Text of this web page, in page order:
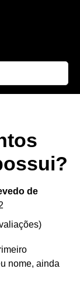
de
)
nome, ainda